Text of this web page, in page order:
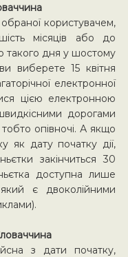
обраної користувачем,
місяців або до
такого дня у шостому
виберете 15 квітня
електронної
цією електронною
дорогами
опівночі. А якщо
як дату початку дії,
закінчиться 30
доступна лише
є двоколійними
з дати початку,